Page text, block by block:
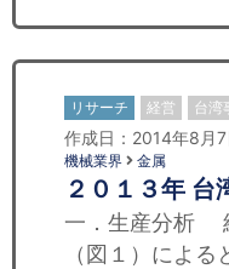
リサーチ 経営 台湾
作成日：2014年8月7
機械業界 金属
２０１３年 台
一．生産分析
（図１）によ